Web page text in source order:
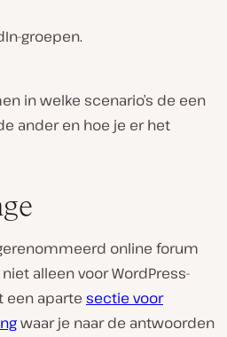
groepen.
in welke scenario’s de een
ander en hoe je er het
online forum
alleen voor WordPress-
een aparte sectie voor
waar je naar de antwoorden